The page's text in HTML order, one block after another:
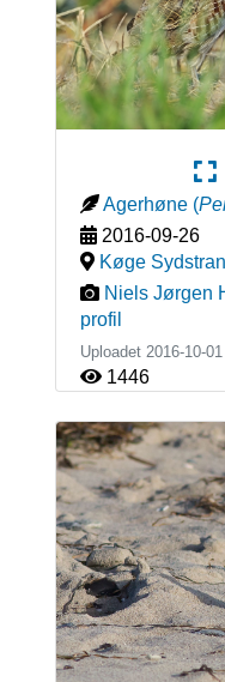
Agerhøne (
2016-09-26
Køge
Niels Jørgen
profil
Uploadet 2016-10-
1446